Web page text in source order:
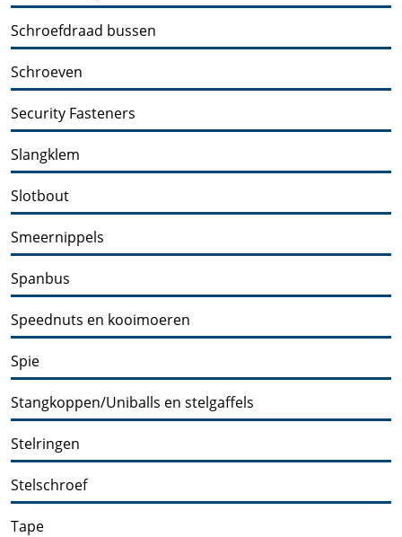
Schroefdraad bussen
Schroeven
Security Fasteners
Slangklem
Slotbout
Smeernippels
Spanbus
Speednuts en kooimoeren
Spie
Stangkoppen/Uniballs en stelgaffels
Stelringen
Stelschroef
Tape